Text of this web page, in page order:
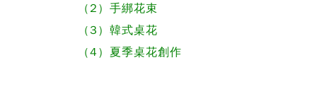
（2）手綁花束
（3）韓式桌花
（4 ）夏季桌花創作